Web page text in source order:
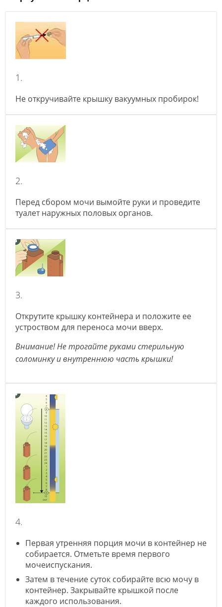
1.
Не откручивайте крышку вакуумных пробирок!
2.
Перед сбором мочи вымойте руки и проведите
туалет наружных половых органов.
3.
Открутите крышку контейнера и положите ее
устроством для переноса мочи вверх.
Внимание! Не трогайте руками стерильную
соломинку и внутреннюю часть крышки!
4.
Первая утренняя порция мочи в контейнер не
собирается. Отметьте время первого
мочеиспускания.
Затем в течение суток собирайте всю мочу в
контейнер. Закрывайте крышкой после
каждого использования.